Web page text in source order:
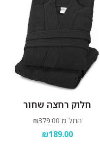
חלוק רחצה שחור
החל מ ₪379.00
₪189.00